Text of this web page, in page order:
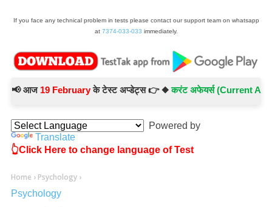
If you face any technical problem in tests please contact our support team on whatsapp
at 7374-033-033 immediately.
आज19 Februaryके टेस्ट अप्डेट्स 👉 ◆करंट अफेयर्स (Current Affairs)
Powered by
Translate
👆Click Here to change language of Test
Home › Psychology ›
Psychology